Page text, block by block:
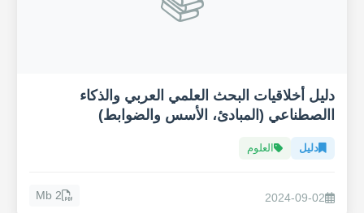
دليل أخلاقيات البحث العلمي العربي والذكاء
االصطناعي (المبادئ، الأسس والضوابط)
دليل العلوم
2024-09-02
2 Mb